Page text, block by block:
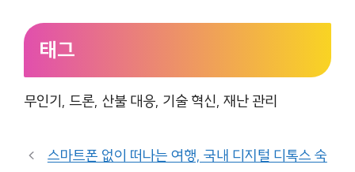
태그
무인기, 드론, 산불 대응, 기술 혁신, 재난 관리
스마트폰 없이 떠나는 여행, 국내 디지털 디톡스 숙